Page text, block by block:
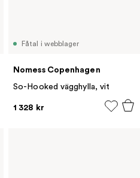
Fåtal i webblager
Nomess Copenhagen
So-Hooked vägghylla, vit
1 328 kr